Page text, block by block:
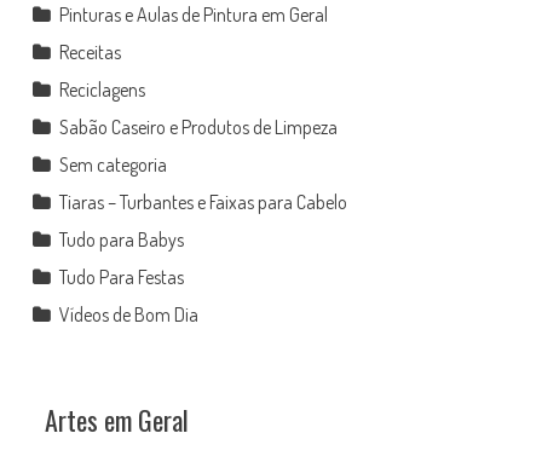
Pinturas e Aulas de Pintura em Geral
Receitas
Reciclagens
Sabão Caseiro e Produtos de Limpeza
Sem categoria
Tiaras – Turbantes e Faixas para Cabelo
Tudo para Babys
Tudo Para Festas
Vídeos de Bom Dia
Artes em Geral